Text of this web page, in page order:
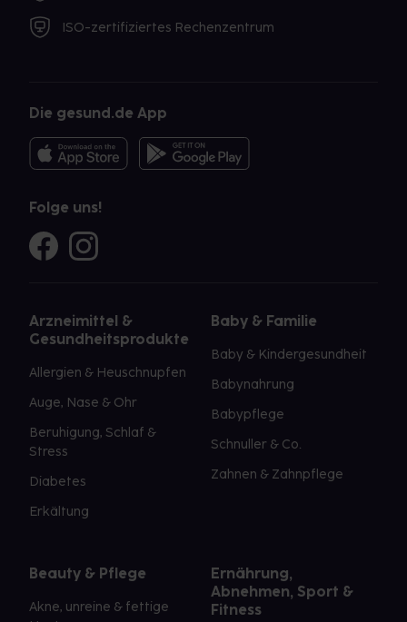
ISO-zertifiziertes Rechenzentrum
Die gesund.de App
Folge uns!
Arzneimittel &
Gesundheitsprodukte
Allergien & Heuschnupfen
Auge, Nase & Ohr
Beruhigung, Schlaf &
Stress
Diabetes
Erkältung
Baby & Familie
Baby & Kindergesundheit
Babynahrung
Babypflege
Schnuller & Co.
Zahnen & Zahnpflege
Beauty & Pflege
Akne, unreine & fettige
Ernährung,
Abnehmen, Sport &
Fitness